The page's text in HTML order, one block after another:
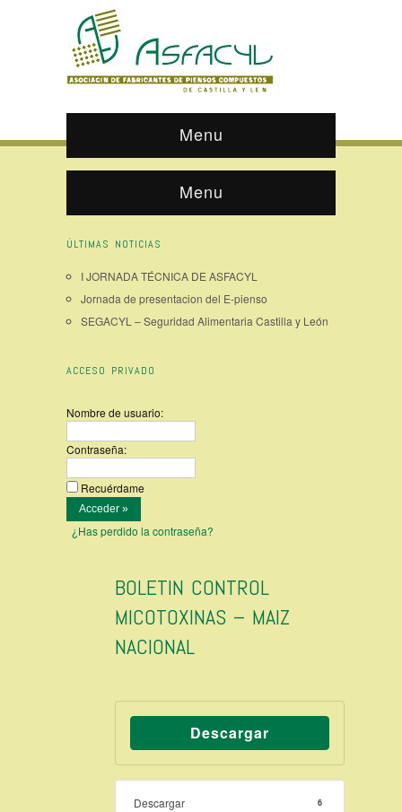
Menu
Menu
ÚLTIMAS NOTICIAS
I JORNADA TÉCNICA DE ASFACYL
Jornada de presentacion del E-pienso
SEGACYL – Seguridad Alimentaria Castilla y León
ACCESO PRIVADO
Nombre de usuario:
Contraseña:
Recuérdame
¿Has perdido la contraseña?
BOLETIN CONTROL
MICOTOXINAS – MAIZ
NACIONAL
Descargar
Descargar 6